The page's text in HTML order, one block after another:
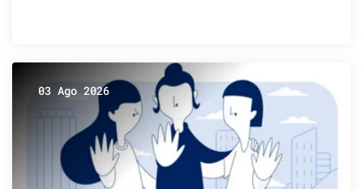
03 Ago 2026